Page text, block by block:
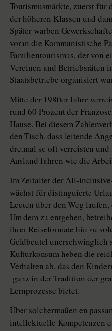
Tourismusmärkte, zuerst für
der höheren Klassen und
Später warben
voran die Kommunistische
Familientourismus, der von
Vereinen und Betriebsräten
Staatsbetriebe organisiert
Mitte der 1980er Jahre
rund 60 Prozent der
Hause. Bei diesem
den Tisch, dass leitende
dreimal so oft verreisten und
Ausland fuhren wie die
Im Zeitalter der All-
wächst für distinguierte
Leuten über den Weg
Um dem zu entgehen,
ihrer Reiseformate hin zu
Geldbeutel unerschwinglich
Kulturkonsum heben die
Verhalten ab, das den
ganz in der Tradition der
Lernprozesse bietet.
Über solchermaßen en
intellektuelle Kompetenzen